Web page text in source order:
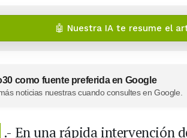
🤖 Nuestra IA te resume el
como fuente preferida en Google
noticias nuestras cuando consultes en Google.
.- En una rápida intervención